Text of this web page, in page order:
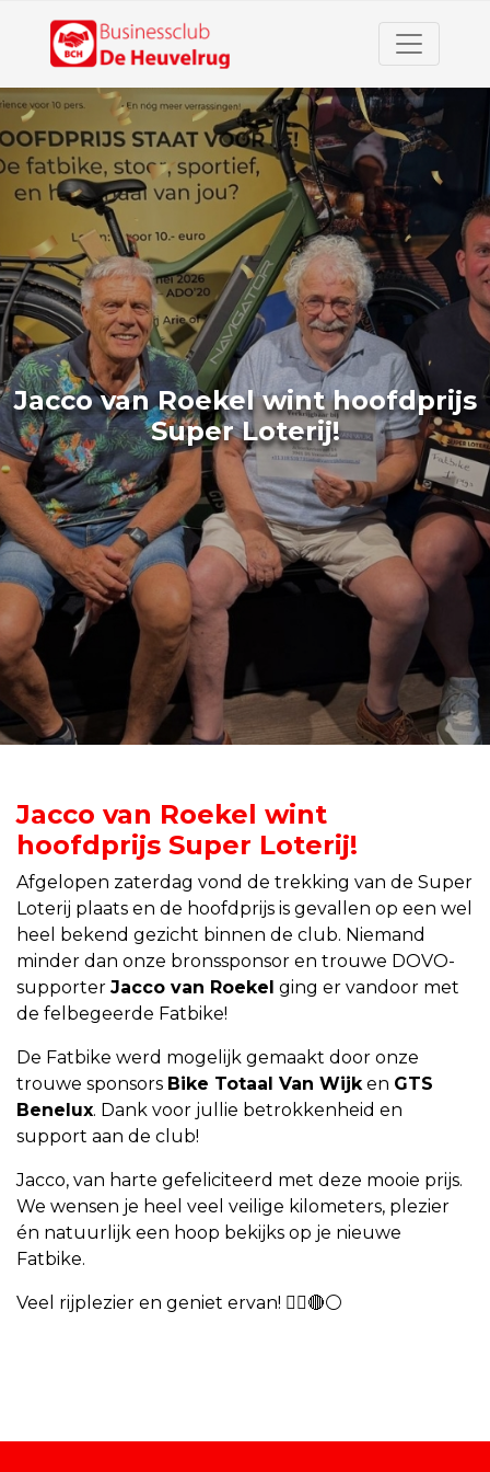
Jacco van Roekel wint hoofdprijs
Super Loterij!
Jacco van Roekel wint
hoofdprijs Super Loterij!
Afgelopen zaterdag vond de trekking van de Super
Loterij plaats en de hoofdprijs is gevallen op een wel
heel bekend gezicht binnen de club. Niemand
minder dan onze bronssponsor en trouwe DOVO-
supporter Jacco van Roekel ging er vandoor met
de felbegeerde Fatbike!
De Fatbike werd mogelijk gemaakt door onze
trouwe sponsors Bike Totaal Van Wijk en GTS
Benelux. Dank voor jullie betrokkenheid en
support aan de club!
Jacco, van harte gefeliciteerd met deze mooie prijs.
We wensen je heel veel veilige kilometers, plezier
én natuurlijk een hoop bekijks op je nieuwe
Fatbike.
Veel rijplezier en geniet ervan! 🚴‍♂️🔴⚪️